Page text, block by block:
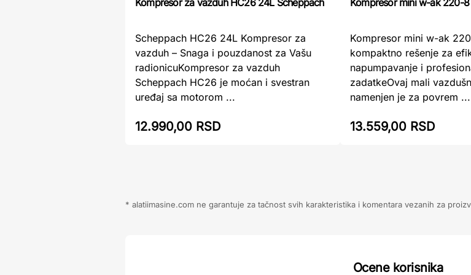
Kompresor za vazduh HC26 24L Scheppach
Scheppach HC26 24L Kompresor za
vazduh – Snaga i pouzdanost za Vašu
radionicuKompresor za vazduh
Scheppach HC26 je moćan i svestran
uređaj sa motorom ...
12.990,00 RSD
Kompresor mini w-ak 220-
Kompresor mini w-ak
kompaktno rešenje za
napumpavanje i
zadatkeOvaj mali
namenjen je za povrem ...
13.559,00 RSD
* alatiimasine.com ne garantuje za tačnost svih karakteristika i komentara vezanih za
Ocene korisnika